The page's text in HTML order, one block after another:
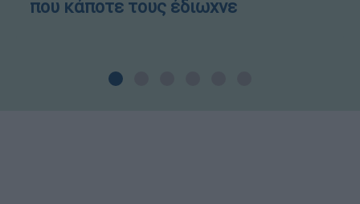
που κάποτε τους έδιωχνε